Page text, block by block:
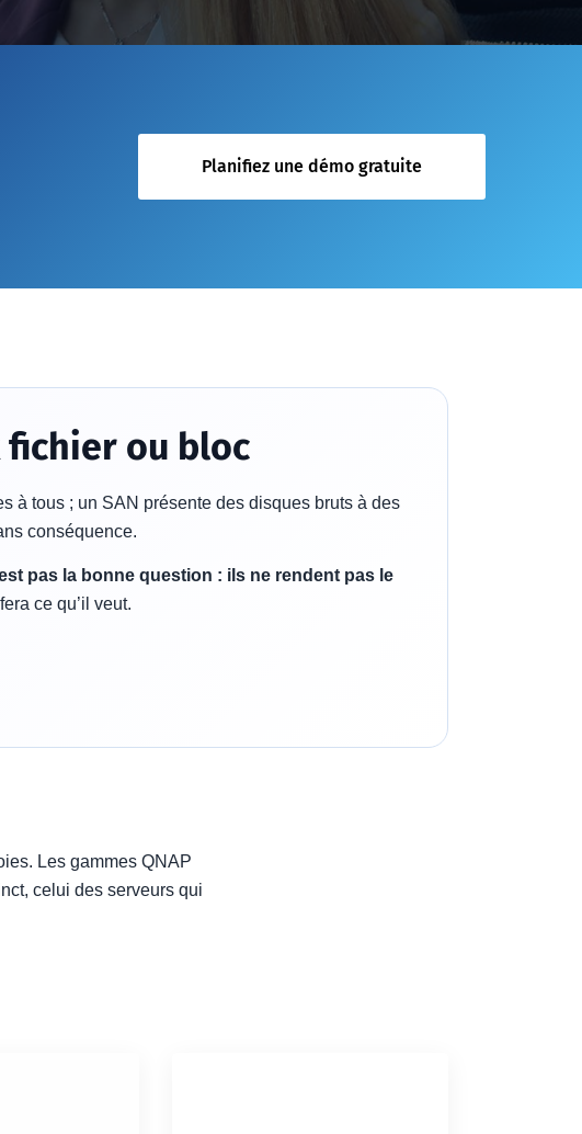
Planifiez une démo gratuite
fichier ou bloc
à tous ; un SAN présente des disques bruts à des
conséquence.
pas la bonne question : ils ne rendent pas le
ce qu’il veut.
Les gammes QNAP
celui des serveurs qui